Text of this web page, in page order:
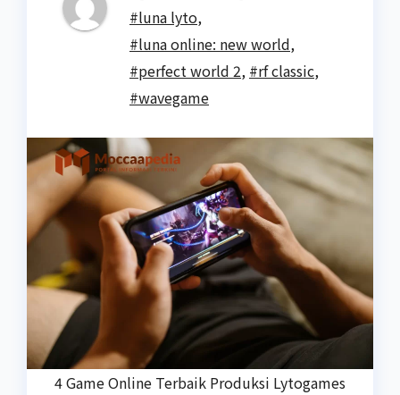
#luna lyto,
#luna online: new world,
#perfect world 2, #rf classic,
#wavegame
4 Game Online Terbaik Produksi Lytogames